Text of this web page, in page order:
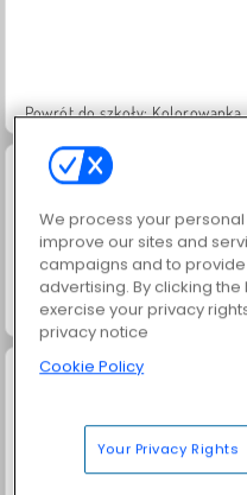
Powrót do szkoły: Kolorowanka
Day at School: My Teacher Games
We process your
improve our sites and
campaigns and to
advertising. By clicking
exercise your privacy
privacy notice
Cookie Policy
Your Privacy Rights